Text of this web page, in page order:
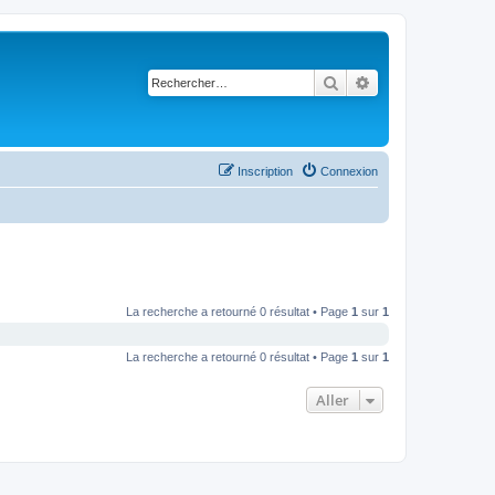
Rechercher
Connexion
Inscription
La recherche a retourné 0 résultat • Page 1 sur 1
La recherche a retourné 0 résultat • Page 1 sur 1
Aller